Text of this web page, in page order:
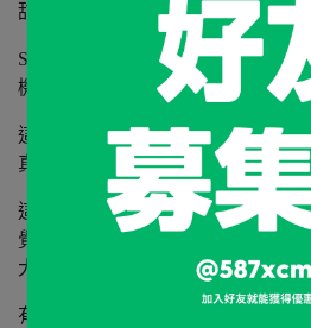
甜味的感知。
Sense Glass 採用了原版 Sense
機身。
這款精緻的玻璃杯專為享受最特別
真正的輕盈感和品質感。
這款杯子旨在增強飲用精品咖啡時
覺、觸覺、味覺——所有這些都被
大。
有了這款杯子，您在享受您最喜愛